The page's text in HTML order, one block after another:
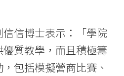
信博士表示：「學院
質教學，而且積極籌
包括模擬營商比賽、